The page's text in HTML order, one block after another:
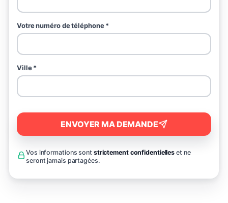
Votre numéro de téléphone *
Ville *
ENVOYER MA DEMANDE
Vos informations sont strictement confidentielles et ne
seront jamais partagées.